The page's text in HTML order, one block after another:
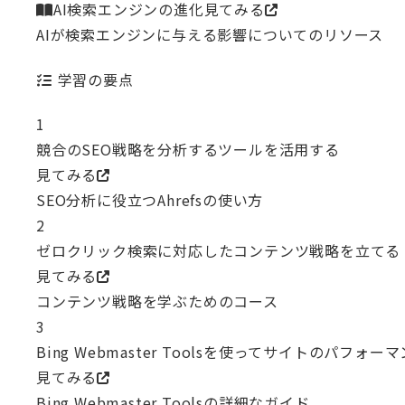
AI検索エンジンの進化見てみる
AIが検索エンジンに与える影響についてのリソース
学習の要点
1
競合のSEO戦略を分析するツールを活用する
見てみる
SEO分析に役立つAhrefsの使い方
2
ゼロクリック検索に対応したコンテンツ戦略を立てる
見てみる
コンテンツ戦略を学ぶためのコース
3
Bing Webmaster Toolsを使ってサイトのパフォーマ
見てみる